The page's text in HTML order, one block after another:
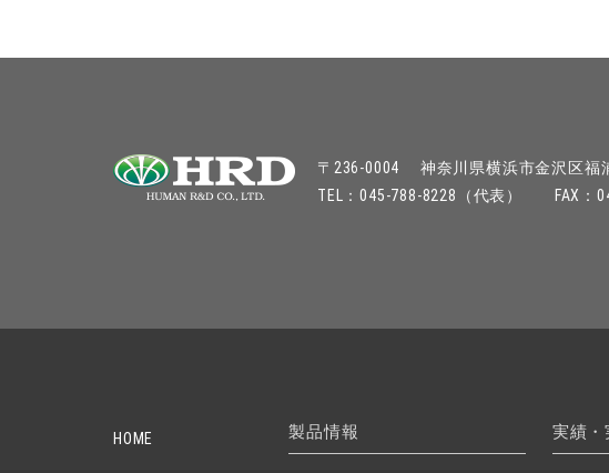
〒236-0004 神奈川県横浜市金沢区福
TEL：045-788-8228（代表）
FAX：
HOME 製品情報 実績・